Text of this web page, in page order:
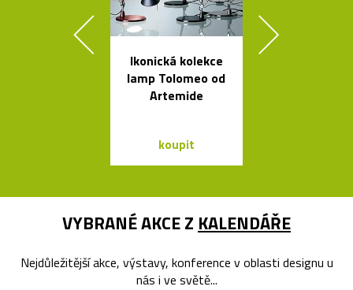
Ikonická kolekce
lamp Tolomeo od
Artemide
koupit
VYBRANÉ AKCE Z KALENDÁŘE
Nejdůležitější akce, výstavy, konference v oblasti designu u
nás i ve světě...